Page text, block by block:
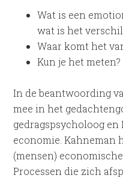
Wat is een
wat is het
Waar komt het
Kun je het
In de beantwoording
mee in het
gedragspsycholoog
economie. Kahneman
(mensen)
Processen die zich